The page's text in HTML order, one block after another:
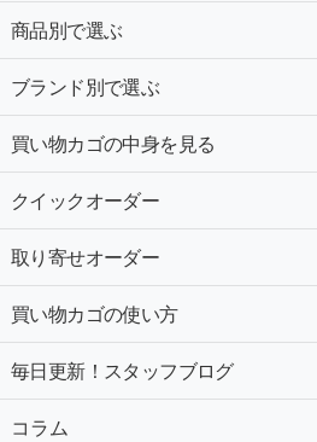
商品別で選ぶ
ブランド別で選ぶ
買い物カゴの中身を見る
クイックオーダー
取り寄せオーダー
買い物カゴの使い方
毎日更新！スタッフブログ
コラム